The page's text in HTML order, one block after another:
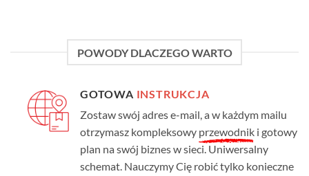
POWODY DLACZEGO WARTO
GOTOWA INSTRUKCJA
Zostaw swój adres e-mail, a w każdym mailu
otrzymasz kompleksowy przewodnik i gotowy
plan na swój biznes w sieci. Uniwersalny
schemat. Nauczymy Cię robić tylko konieczne